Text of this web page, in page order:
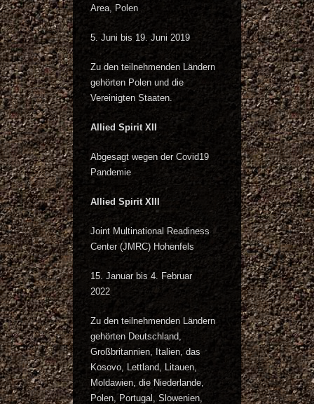
Area, Polen
5. Juni bis 19. Juni 2019
Zu den teilnehmenden Ländern
gehörten Polen und die
Vereinigten Staaten.
Allied Spirit XII
Abgesagt wegen der Covid19
Pandemie
Allied Spirit XIII
Joint Multinational Readiness
Center (JMRC) Hohenfels
15. Januar bis 4. Februar
2022
Zu den teilnehmenden Ländern
gehörten Deutschland,
Großbritannien, Italien, das
Kosovo, Lettland, Litauen,
Moldawien, die Niederlande,
Polen, Portugal, Slowenien,